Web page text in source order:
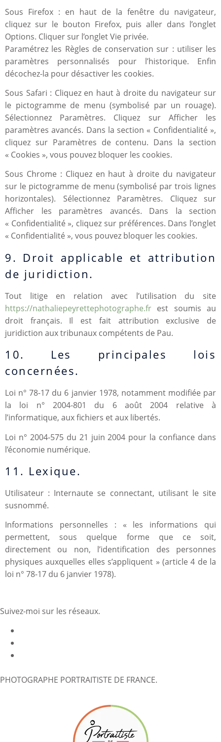
Sous Firefox : en haut de la fenêtre du navigateur,
cliquez sur le bouton Firefox, puis aller dans l’onglet
Options. Cliquer sur l’onglet Vie privée.
Paramétrez les Règles de conservation sur : utiliser les
paramètres personnalisés pour l’historique. Enfin
décochez-la pour désactiver les cookies.
Sous Safari : Cliquez en haut à droite du navigateur sur
le pictogramme de menu (symbolisé par un rouage).
Sélectionnez Paramètres. Cliquez sur Afficher les
paramètres avancés. Dans la section « Confidentialité »,
cliquez sur Paramètres de contenu. Dans la section
« Cookies », vous pouvez bloquer les cookies.
Sous Chrome : Cliquez en haut à droite du navigateur
sur le pictogramme de menu (symbolisé par trois lignes
horizontales). Sélectionnez Paramètres. Cliquez sur
Afficher les paramètres avancés. Dans la section
« Confidentialité », cliquez sur préférences. Dans l’onglet
« Confidentialité », vous pouvez bloquer les cookies.
9. Droit applicable et attribution
de juridiction.
Tout litige en relation avec l’utilisation du site
https://nathaliepeyrettephotographe.fr est soumis au
droit français. Il est fait attribution exclusive de
juridiction aux tribunaux compétents de Pau.
10. Les principales lois
concernées.
Loi n° 78-17 du 6 janvier 1978, notamment modifiée par
la loi n° 2004-801 du 6 août 2004 relative à
l’informatique, aux fichiers et aux libertés.
Loi n° 2004-575 du 21 juin 2004 pour la confiance dans
l’économie numérique.
11. Lexique.
Utilisateur : Internaute se connectant, utilisant le site
susnommé.
Informations personnelles : « les informations qui
permettent, sous quelque forme que ce soit,
directement ou non, l’identification des personnes
physiques auxquelles elles s’appliquent » (article 4 de la
loi n° 78-17 du 6 janvier 1978).
Suivez-moi sur les réseaux.
PHOTOGRAPHE PORTRAITISTE DE FRANCE.